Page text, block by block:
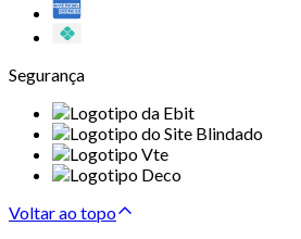
Segurança
Voltar ao topo